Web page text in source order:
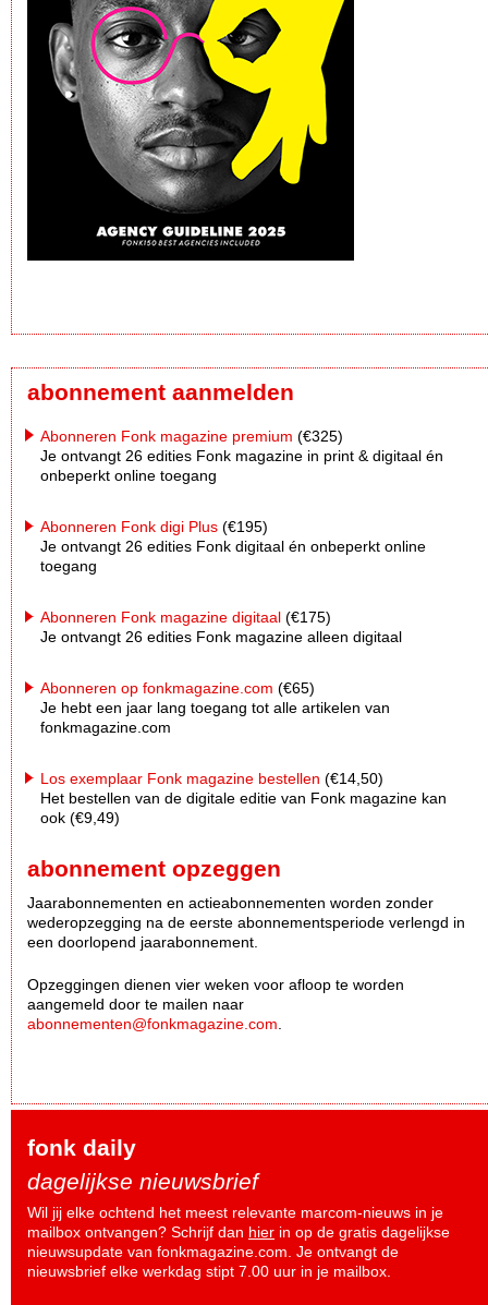
abonnement aanmelden
Abonneren Fonk magazine premium (€325)
Je ontvangt 26 edities Fonk magazine in print & digitaal én
onbeperkt online toegang
Abonneren Fonk digi Plus (€195)
Je ontvangt 26 edities Fonk digitaal én onbeperkt online
toegang
Abonneren Fonk magazine digitaal (€175)
Je ontvangt 26 edities Fonk magazine alleen digitaal
Abonneren op fonkmagazine.com (€65)
Je hebt een jaar lang toegang tot alle artikelen van
fonkmagazine.com
Los exemplaar Fonk magazine bestellen (€14,50)
Het bestellen van de digitale editie van Fonk magazine kan
ook (€9,49)
abonnement opzeggen
Jaarabonnementen en actieabonnementen worden zonder
wederopzegging na de eerste abonnementsperiode verlengd in
een doorlopend jaarabonnement.
Opzeggingen dienen vier weken voor afloop te worden
aangemeld door te mailen naar
abonnementen@fonkmagazine.com.
fonk daily
dagelijkse nieuwsbrief
Wil jij elke ochtend het meest relevante marcom-nieuws in je
mailbox ontvangen? Schrijf dan hier in op de gratis dagelijkse
nieuwsupdate van fonkmagazine.com. Je ontvangt de
nieuwsbrief elke werkdag stipt 7.00 uur in je mailbox.